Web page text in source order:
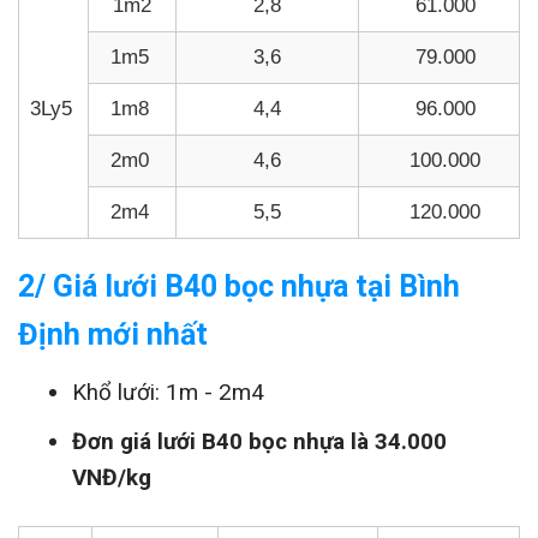
3Ly5
1m2 2,8 61.000
1m5 3,6 79.000
1m8 4,4 96.000
2m0 4,6 100.000
2m4 5,5 120.000
2/ Giá lưới B40 bọc nhựa tại Bình
Định mới nhất
Khổ lưới: 1m - 2m4
Đơn giá lưới B40 bọc nhựa là 34.000
VNĐ/kg